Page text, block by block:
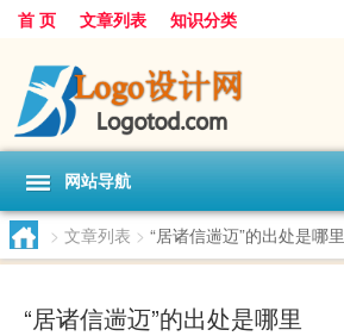
首 页 文章列表 知识分类
网站导航
> 文章列表 > “居诸信遄迈”的出处是哪里
“居诸信遄迈”的出处是哪里